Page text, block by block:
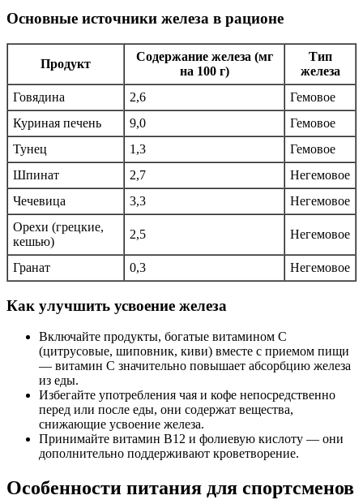
Основные источники железа в рационе
Продукт
Содержание железа (мг
на 100 г)
Тип
железа
Говядина
2,6
Гемовое
Куриная печень
9,0
Гемовое
Тунец
1,3
Гемовое
Шпинат
2,7
Негемовое
Чечевица
3,3
Негемовое
Орехи (грецкие,
кешью)
2,5 Негемовое
Гранат 0,3 Негемовое
Как улучшить усвоение железа
Включайте продукты, богатые витамином С
(цитрусовые, шиповник, киви) вместе с приемом пищи
— витамин С значительно повышает абсорбцию железа
из еды.
Избегайте употребления чая и кофе непосредственно
перед или после еды, они содержат вещества,
снижающие усвоение железа.
Принимайте витамин В12 и фолиевую кислоту — они
дополнительно поддерживают кроветворение.
Особенности питания для спортсменов